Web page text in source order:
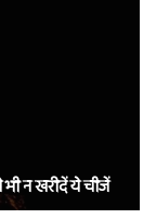
न खरीदें ये चीजें